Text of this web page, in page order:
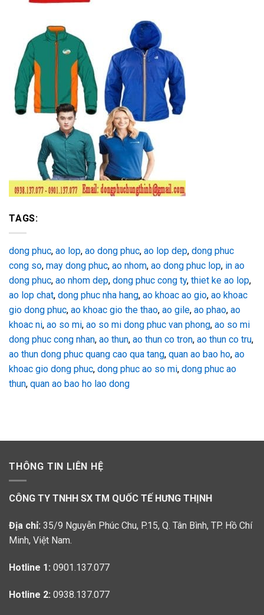
TAGS:
dong phuc, ao lop, ao dong phuc, ao lop dep, dong phuc
cong so, may dong phuc, ao nhom, ao dong phuc lop, in ao
dong phuc, ao nhom dep, dong phuc cong ty, thiet ke ao lop,
ao lop chat, dong phuc nha hang, ao khoac ao gio, ao khoac
gio dong phuc, ao khoac gio the thao, ao gile, ao phao, ao
khoac ni, ao so mi, ao so mi dong phuc van phong, ao so mi
dong phuc cong nhan, ao thun, ao thun co tron, ao thun co tru,
ao thun dong phuc quang cao qua tang, quan ao bao ho, ao
khoac gio dong phuc, dong phuc ao so mi, dong phuc ao
thun, quan ao bao ho lao dong
THÔNG TIN LIÊN HỆ
CÔNG TY TNHH SX TM QUỐC TẾ HƯNG THỊNH
Địa chỉ: 35/9 Nguyễn Phúc Chu, P.15, Q. Tân Bình, TP. Hồ Chí
Minh, Việt Nam.
Hotline 1: 0901.137.077
Hotline 2: 0938.137.077